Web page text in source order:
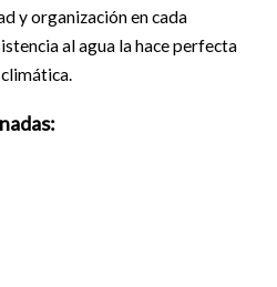
y organización en cada
al agua la hace perfecta